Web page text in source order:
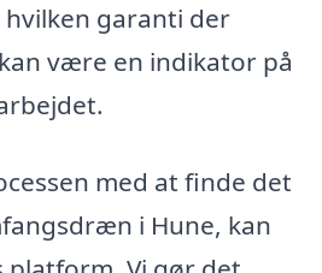
hvilken garanti der
være en indikator på
med at finde det
i Hune, kan